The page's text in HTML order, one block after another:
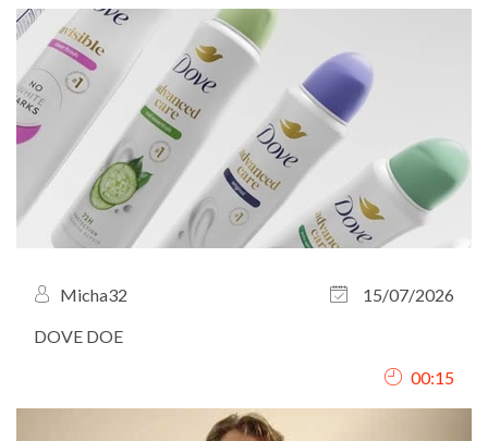
Micha32
15/07/2026
DOVE DOE
00:15